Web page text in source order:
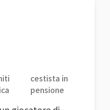
cestista in
pensione